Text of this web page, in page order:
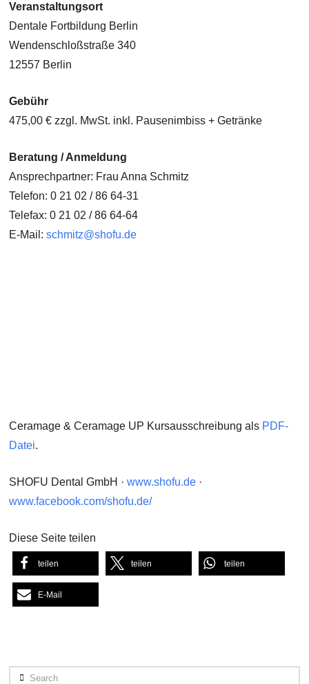
Veranstaltungsort
Dentale Fortbildung Berlin
Wendenschloßstraße 340
12557 Berlin
Gebühr
475,00 € zzgl. MwSt. inkl. Pausenimbiss + Getränke
Beratung / Anmeldung
Ansprechpartner: Frau Anna Schmitz
Telefon: 0 21 02 / 86 64-31
Telefax: 0 21 02 / 86 64-64
E-Mail:schmitz@shofu.de
Ceramage & Ceramage UP Kursausschreibung als PDF-
Datei.
SHOFU Dental GmbH ·www.shofu.de ·
www.facebook.com/shofu.de/
Diese Seite teilen
teilen teilen teilen
E-Mail
Search